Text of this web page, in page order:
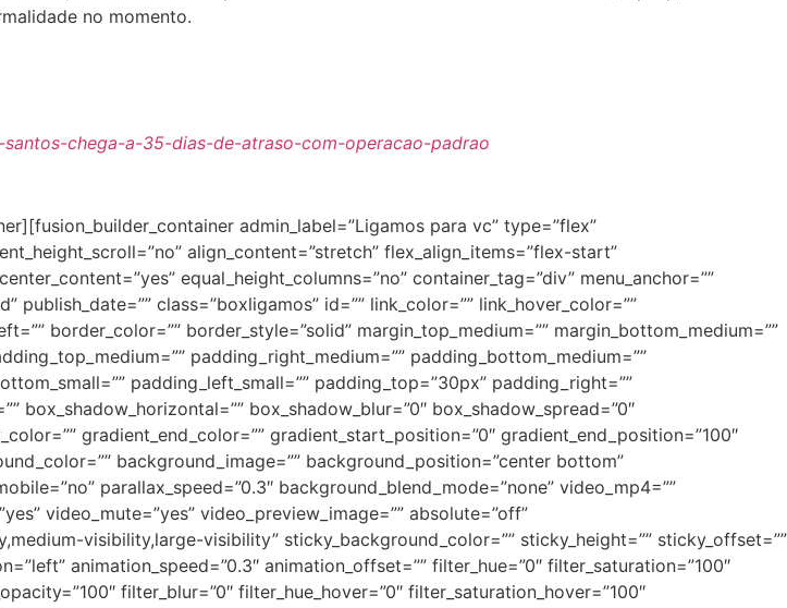
no momento.
chega-a-35-dias-de-atraso-com-operacao-padrao
admin_label=”Ligamos para vc” type=”flex”
align_content=”stretch” flex_align_items=”flex-start”
equal_height_columns=”no” container_tag=”div” menu_anchor=””
class=”boxligamos” id=”” link_color=”” link_hover_color=””
border_color=”” border_style=”solid” margin_top_medium=”” margin_bottom_medium=””
padding_right_medium=”” padding_bottom_medium=””
padding_left_small=”” padding_top=”30px” padding_right=””
box_shadow_horizontal=”” box_shadow_blur=”0″ box_shadow_spread=”0″
gradient_end_color=”” gradient_start_position=”0″ gradient_end_position=”100″
background_image=”” background_position=”center bottom”
parallax_speed=”0.3″ background_blend_mode=”none” video_mp4=””
video_mute=”yes” video_preview_image=”” absolute=”off”
visibility,large-visibility” sticky_background_color=”” sticky_height=”” sticky_offset=””
animation_speed=”0.3″ animation_offset=”” filter_hue=”0″ filter_saturation=”100″
filter_blur=”0″ filter_hue_hover=”0″ filter_saturation_hover=”100″